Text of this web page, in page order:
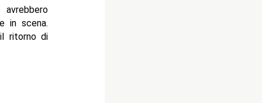
in scena.
ritorno di